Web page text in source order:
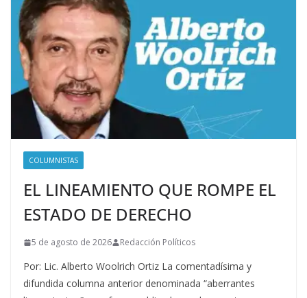
COLUMNISTAS
EL LINEAMIENTO QUE ROMPE EL
ESTADO DE DERECHO
5 de agosto de 2026 Redacción Políticos
Por: Lic. Alberto Woolrich Ortiz La comentadísima y
difundida columna anterior denominada “aberrantes